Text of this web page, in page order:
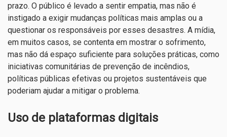
prazo. O público é levado a sentir empatia, mas não é
instigado a exigir mudanças políticas mais amplas ou a
questionar os responsáveis por esses desastres. A mídia,
em muitos casos, se contenta em mostrar o sofrimento,
mas não dá espaço suficiente para soluções práticas, como
iniciativas comunitárias de prevenção de incêndios,
políticas públicas efetivas ou projetos sustentáveis que
poderiam ajudar a mitigar o problema.
Uso de plataformas digitais